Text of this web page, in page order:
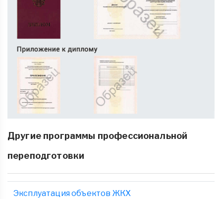
Другие программы профессиональной
переподготовки
Эксплуатация объектов ЖКХ